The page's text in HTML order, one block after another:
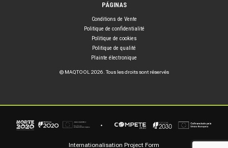
PÁGINAS
Conditions de Vente
Politique de confidentialité
Politique de cookies
Politique de qualité
Plainte électronique
© MAQTOOL 2026. Tous les droits sont réservés
Internationalisation Project Form